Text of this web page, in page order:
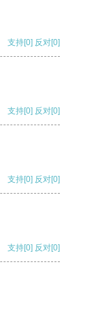
支持[0] 反对[0]
支持[0] 反对[0]
支持[0] 反对[0]
支持[0] 反对[0]